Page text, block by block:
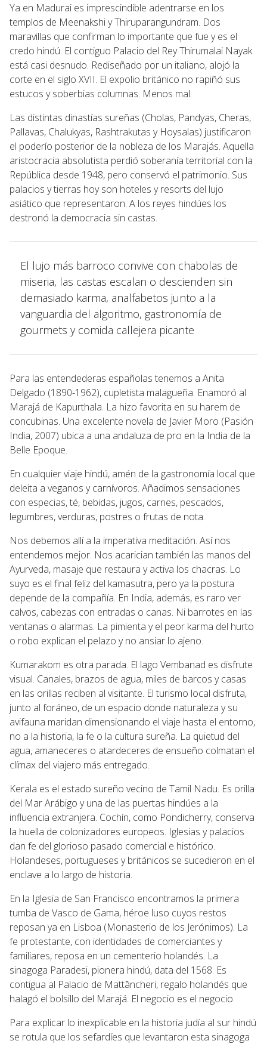
Ya en Madurai es imprescindible adentrarse en los
templos de Meenakshi y Thiruparangundram. Dos
maravillas que confirman lo importante que fue y es el
credo hindú. El contiguo Palacio del Rey Thirumalai Nayak
está casi desnudo. Rediseñado por un italiano, alojó la
corte en el siglo XVII. El expolio británico no rapiñó sus
estucos y soberbias columnas. Menos mal.
Las distintas dinastías sureñas (Cholas, Pandyas, Cheras,
Pallavas, Chalukyas, Rashtrakutas y Hoysalas) justificaron
el poderío posterior de la nobleza de los Marajás. Aquella
aristocracia absolutista perdió soberanía territorial con la
República desde 1948, pero conservó el patrimonio. Sus
palacios y tierras hoy son hoteles y resorts del lujo
asiático que representaron. A los reyes hindúes los
destronó la democracia sin castas.
El lujo más barroco convive con chabolas de
miseria, las castas escalan o descienden sin
demasiado karma, analfabetos junto a la
vanguardia del algoritmo, gastronomía de
gourmets y comida callejera picante
Para las entendederas españolas tenemos a Anita
Delgado (1890-1962), cupletista malagueña. Enamoró al
Marajá de Kapurthala. La hizo favorita en su harem de
concubinas. Una excelente novela de Javier Moro (Pasión
India, 2007) ubica a una andaluza de pro en la India de la
Belle Epoque.
En cualquier viaje hindú, amén de la gastronomía local que
deleita a veganos y carnívoros. Añadimos sensaciones
con especias, té, bebidas, jugos, carnes, pescados,
legumbres, verduras, postres o frutas de nota.
Nos debemos allí a la imperativa meditación. Así nos
entendemos mejor. Nos acarician también las manos del
Ayurveda, masaje que restaura y activa los chacras. Lo
suyo es el final feliz del kamasutra, pero ya la postura
depende de la compañía. En India, además, es raro ver
calvos, cabezas con entradas o canas. Ni barrotes en las
ventanas o alarmas. La pimienta y el peor karma del hurto
o robo explican el pelazo y no ansiar lo ajeno.
Kumarakom es otra parada. El lago Vembanad es disfrute
visual. Canales, brazos de agua, miles de barcos y casas
en las orillas reciben al visitante. El turismo local disfruta,
junto al foráneo, de un espacio donde naturaleza y su
avifauna maridan dimensionando el viaje hasta el entorno,
no a la historia, la fe o la cultura sureña. La quietud del
agua, amaneceres o atardeceres de ensueño colmatan el
clímax del viajero más entregado.
Kerala es el estado sureño vecino de Tamil Nadu. Es orilla
del Mar Arábigo y una de las puertas hindúes a la
influencia extranjera. Cochín, como Pondicherry, conserva
la huella de colonizadores europeos. Iglesias y palacios
dan fe del glorioso pasado comercial e histórico.
Holandeses, portugueses y británicos se sucedieron en el
enclave a lo largo de historia.
En la Iglesia de San Francisco encontramos la primera
tumba de Vasco de Gama, héroe luso cuyos restos
reposan ya en Lisboa (Monasterio de los Jerónimos). La
fe protestante, con identidades de comerciantes y
familiares, reposa en un cementerio holandés. La
sinagoga Paradesi, pionera hindú, data del 1568. Es
contigua al Palacio de Mattāncheri, regalo holandés que
halagó el bolsillo del Marajá. El negocio es el negocio.
Para explicar lo inexplicable en la historia judía al sur hindú
se rotula que los sefardíes que levantaron esta sinagoga